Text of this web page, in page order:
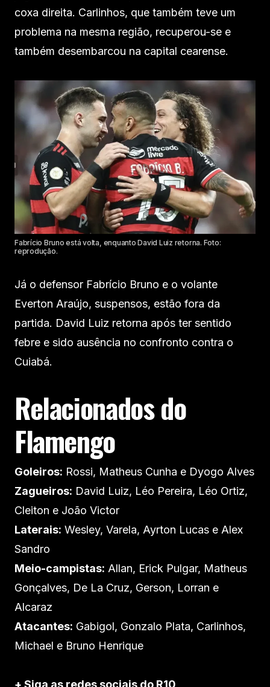
coxa direita. Carlinhos, que também teve um
problema na mesma região, recuperou-se e
também desembarcou na capital cearense.
Fabrício Bruno está volta, enquanto David Luiz retorna. Foto:
reprodução.
Já o defensor Fabrício Bruno e o volante
Everton Araújo, suspensos, estão fora da
partida. David Luiz retorna após ter sentido
febre e sido ausência no confronto contra o
Cuiabá.
Relacionados do
Flamengo
Goleiros: Rossi, Matheus Cunha e Dyogo Alves
Zagueiros: David Luiz, Léo Pereira, Léo Ortiz,
Cleiton e João Victor
Laterais: Wesley, Varela, Ayrton Lucas e Alex
Sandro
Meio-campistas: Allan, Erick Pulgar, Matheus
Gonçalves, De La Cruz, Gerson, Lorran e
Alcaraz
Atacantes: Gabigol, Gonzalo Plata, Carlinhos,
Michael e Bruno Henrique
+ Siga as redes sociais do R10